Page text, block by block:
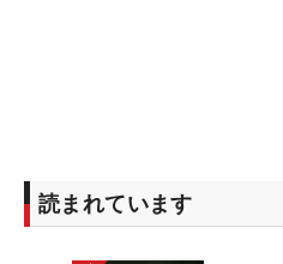
読まれています